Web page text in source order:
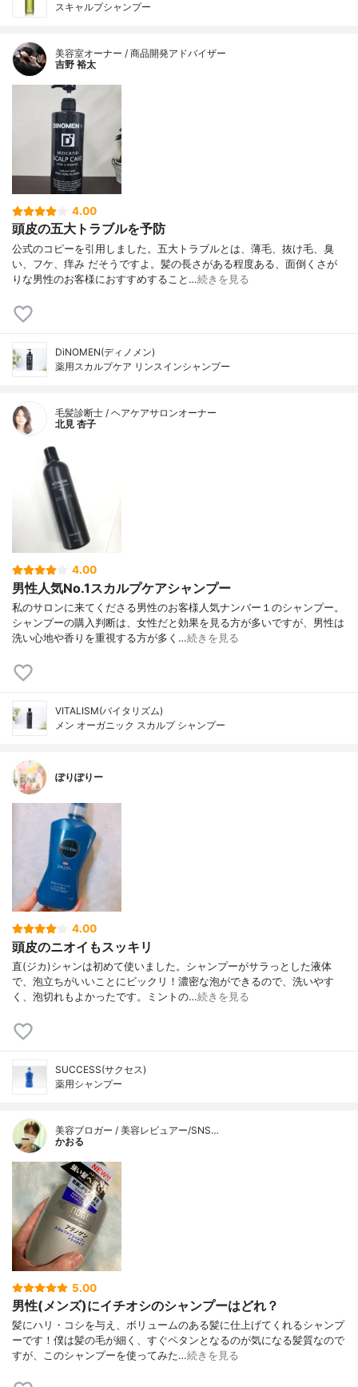
スキャルプシャンプー
美容室オーナー / 商品開発アドバイザー
吉野 裕太
4.00
頭皮の五大トラブルを予防
公式のコピーを引用しました。五大トラブルとは、薄毛、抜け毛、臭
い、フケ、痒み だそうですよ。髪の長さがある程度ある、面倒くさが
りな男性のお客様におすすめすること…続きを見る
DiNOMEN(ディノメン)
薬用スカルプケア リンスインシャンプー
毛髪診断士 / ヘアケアサロンオーナー
北見 杏子
4.00
男性人気No.1スカルプケアシャンプー
私のサロンに来てくださる男性のお客様人気ナンバー１のシャンプー。
シャンプーの購入判断は、女性だと効果を見る方が多いですが、男性は
洗い心地や香りを重視する方が多く…続きを見る
VITALISM(バイタリズム)
メン オーガニック スカルプ シャンプー
ぽりぽりー
4.00
頭皮のニオイもスッキリ
直(ジカ)シャンは初めて使いました。シャンプーがサラっとした液体
で、泡立ちがいいことにビックリ！濃密な泡ができるので、洗いやす
く、泡切れもよかったです。ミントの…続きを見る
SUCCESS(サクセス)
薬用シャンプー
美容ブロガー / 美容レビュアー/SNS…
かおる
5.00
男性(メンズ)にイチオシのシャンプーはどれ？
髪にハリ・コシを与え、ボリュームのある髪に仕上げてくれるシャンプ
ーです！僕は髪の毛が細く、すぐペタンとなるのが気になる髪質なので
すが、このシャンプーを使ってみた…続きを見る